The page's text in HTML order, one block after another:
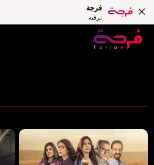
فرجة
ترفيه